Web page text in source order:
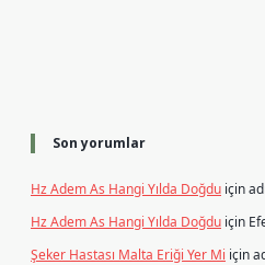
Son yorumlar
Hz Adem As Hangi Yılda Doğdu için
Hz Adem As Hangi Yılda Doğdu için
Şeker Hastası Malta Eriği Yer Mi için